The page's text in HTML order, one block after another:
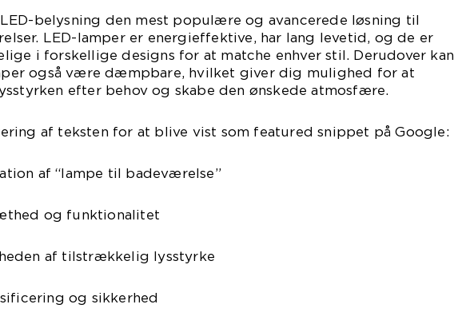
belysning den mest populære og avancerede løsning til
LED-lamper er energieffektive, har lang levetid, og de er
i forskellige designs for at matche enhver stil. Derudover kan
også være dæmpbare, hvilket giver dig mulighed for at
efter behov og skabe den ønskede atmosfære.
af teksten for at blive vist som featured snippet på Google:
af “lampe til badeværelse”
og funktionalitet
af tilstrækkelig lysstyrke
og sikkerhed